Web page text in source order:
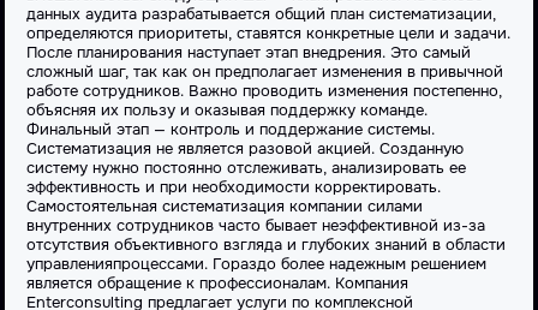
данных аудита разрабатывается общий план систематизации,
определяются приоритеты, ставятся конкретные цели и задачи.
После планирования наступает этап внедрения. Это самый
сложный шаг, так как он предполагает изменения в привычной
работе сотрудников. Важно проводить изменения постепенно,
объясняя их пользу и оказывая поддержку команде.
Финальный этап — контроль и поддержание системы.
Систематизация не является разовой акцией. Созданную
систему нужно постоянно отслеживать, анализировать ее
эффективность и при необходимости корректировать.
Самостоятельная систематизация компании силами
внутренних сотрудников часто бывает неэффективной из-за
отсутствия объективного взгляда и глубоких знаний в области
управленияпроцессами. Гораздо более надежным решением
является обращение к профессионалам. Компания
Enterconsulting предлагает услуги по комплексной